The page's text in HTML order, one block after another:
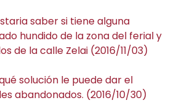
saber si tiene alguna
hundido de la zona del ferial y
de la calle Zelai (2016/11/03)
solución le puede dar el
abandonados. (2016/10/30)